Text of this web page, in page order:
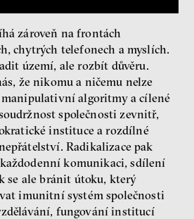
Nová pravidla – o světě
pro jedno procento
s Ondřejem Slačálkem,
Miroslavem Palanským,
Lucií Trlifajovou
a Jakubem Rákosníkem
Jakub Rákosník
Ondřej Slačálek
Miroslav Palanský
Lucie Trlifajová
Kateřina Smejkalová
zároveň na frontách
chytrých telefonech a myslích.
území, ale rozbít důvěru.
že nikomu a ničemu nelze
algoritmy a cílené
společnosti zevnitř,
instituce a rozdílné
Radikalizace pak
komunikaci, sdílení
se ale bránit útoku, který
imunitní systém společnosti
fungování institucí